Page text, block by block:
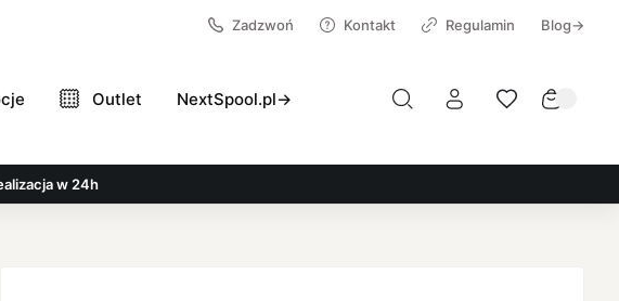
Zadzwoń Kontakt Regulamin Blog→
Outlet NextSpool.pl→
w 24h